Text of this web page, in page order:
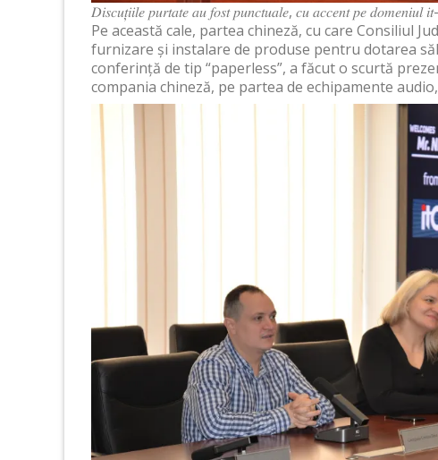
𝐷𝑖𝑠𝑐𝑢𝑡̦𝑖𝑖𝑙𝑒 𝑝𝑢𝑟𝑡𝑎𝑡𝑒 𝑎𝑢 𝑓𝑜𝑠𝑡 𝑝𝑢𝑛𝑐𝑡𝑢𝑎𝑙𝑒, 𝑐𝑢 𝑎𝑐𝑐𝑒𝑛𝑡 𝑝𝑒 𝑑𝑜𝑚𝑒𝑛𝑖𝑢𝑙
Pe această cale, partea chineză, cu care Consiliul
furnizare și instalare de produse pentru dotarea
conferință de tip “paperless”, a făcut o scurtă
compania chineză, pe partea de echipamente